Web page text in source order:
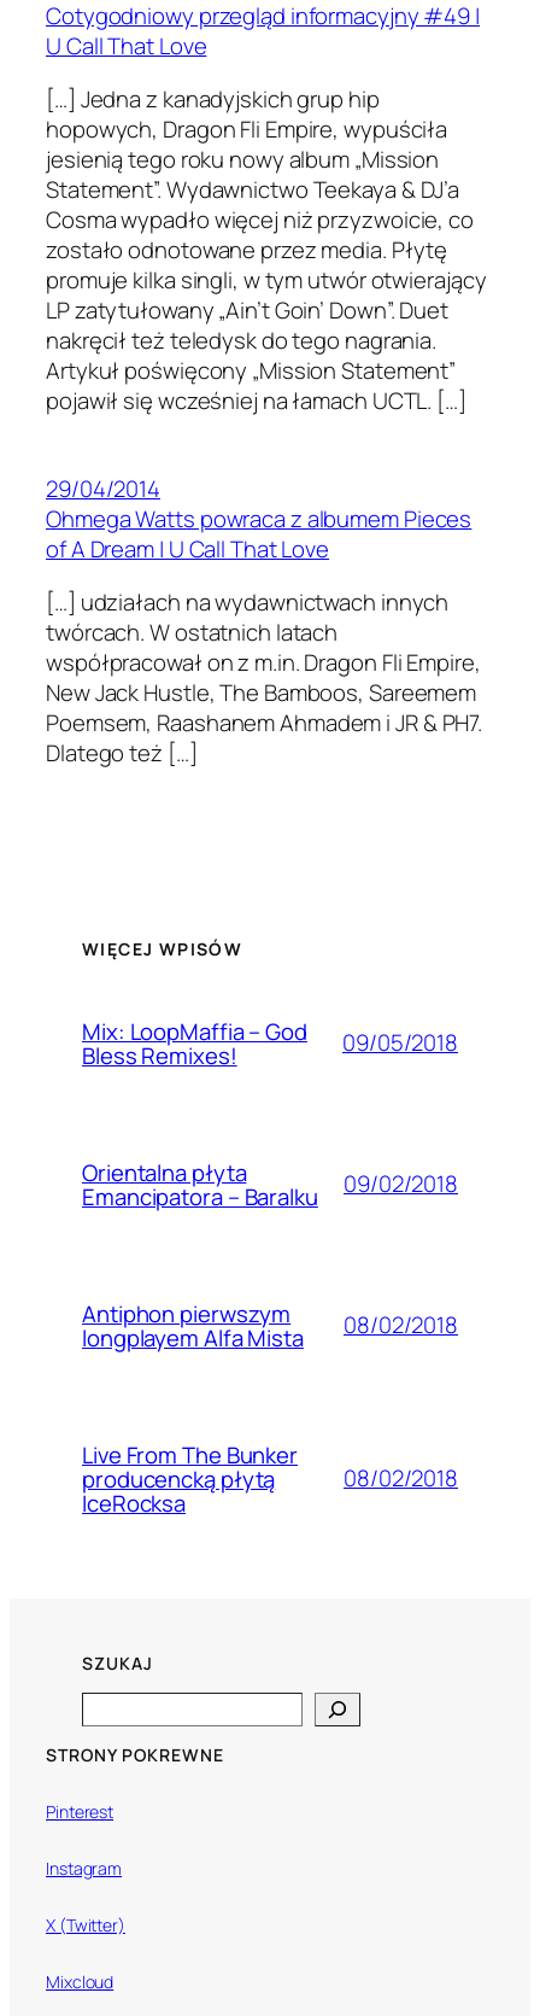
Cotygodniowy przegląd informacyjny #49 |
U Call That Love
[…] Jedna z kanadyjskich grup hip
hopowych, Dragon Fli Empire, wypuściła
jesienią tego roku nowy album „Mission
Statement”. Wydawnictwo Teekaya & DJ’a
Cosma wypadło więcej niż przyzwoicie, co
zostało odnotowane przez media. Płytę
promuje kilka singli, w tym utwór otwierający
LP zatytułowany „Ain’t Goin’ Down”. Duet
nakręcił też teledysk do tego nagrania.
Artykuł poświęcony „Mission Statement”
pojawił się wcześniej na łamach UCTL. […]
29/04/2014
Ohmega Watts powraca z albumem Pieces
of A Dream | U Call That Love
[…] udziałach na wydawnictwach innych
twórcach. W ostatnich latach
współpracował on z m.in. Dragon Fli Empire,
New Jack Hustle, The Bamboos, Sareemem
Poemsem, Raashanem Ahmadem i JR & PH7.
Dlatego też […]
WIĘCEJ WPISÓW
Mix: LoopMaffia – God
Bless Remixes! 09/05/2018
Orientalna płyta
Emancipatora – Baralku 09/02/2018
Antiphon pierwszym
longplayem Alfa Mista 08/02/2018
Live From The Bunker
producencką płytą
IceRocksa
08/02/2018
SZUKAJ
STRONY POKREWNE
Pinterest
Instagram
X (Twitter)
Mixcloud